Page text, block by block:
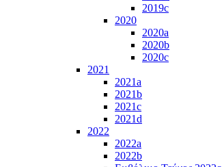
2019c
2020
2020a
2020b
2020c
2021
2021a
2021b
2021c
2021d
2022
2022a
2022b